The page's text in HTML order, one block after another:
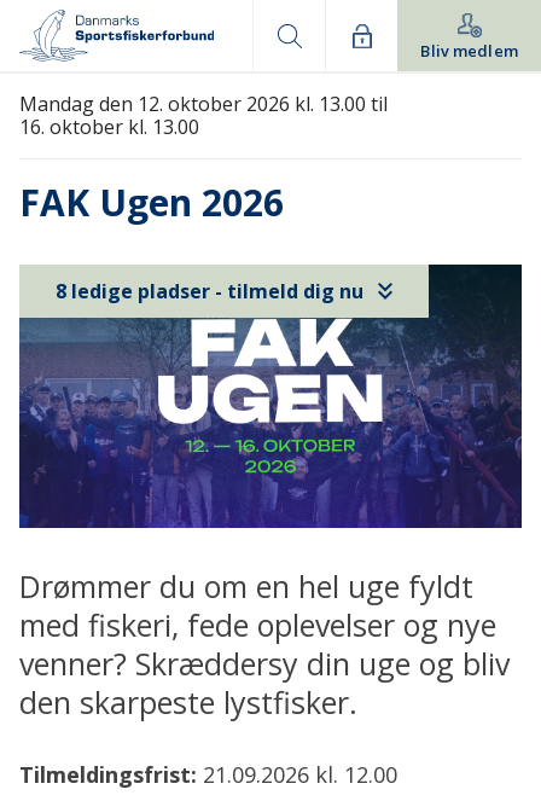
Bliv medlem
Mandag den 12. oktober 2026 kl. 13.00 til
16. oktober kl. 13.00
FAK Ugen 2026
8 ledige pladser - tilmeld dig nu keyboard_double_arrow_down
Drømmer du om en hel uge fyldt
med fiskeri, fede oplevelser og nye
venner? Skræddersy din uge og bliv
den skarpeste lystfisker.
Tilmeldingsfrist: 21.09.2026 kl. 12.00